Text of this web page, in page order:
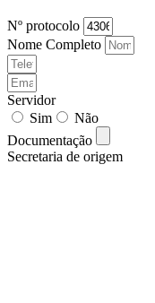
Nº protocolo
Nome Completo
Servidor
Sim
Não
Documentação
Secretaria de origem